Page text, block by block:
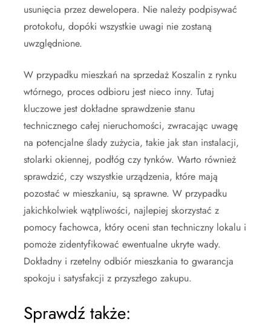
usunięcia przez dewelopera. Nie należy podpisywać
protokołu, dopóki wszystkie uwagi nie zostaną
uwzględnione.
W przypadku mieszkań na sprzedaż Koszalin z rynku
wtórnego, proces odbioru jest nieco inny. Tutaj
kluczowe jest dokładne sprawdzenie stanu
technicznego całej nieruchomości, zwracając uwagę
na potencjalne ślady zużycia, takie jak stan instalacji,
stolarki okiennej, podłóg czy tynków. Warto również
sprawdzić, czy wszystkie urządzenia, które mają
pozostać w mieszkaniu, są sprawne. W przypadku
jakichkolwiek wątpliwości, najlepiej skorzystać z
pomocy fachowca, który oceni stan techniczny lokalu i
pomoże zidentyfikować ewentualne ukryte wady.
Dokładny i rzetelny odbiór mieszkania to gwarancja
spokoju i satysfakcji z przyszłego zakupu.
Sprawdź także: